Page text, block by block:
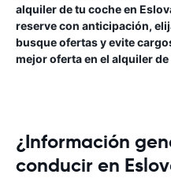
alquiler de tu coche en
reserve con anticipación,
busque ofertas y evite
mejor oferta en el alquiler
¿Información
conducir en